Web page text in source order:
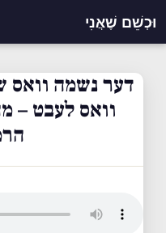
וּכְשֵׁם שֶׁאֲנִי
דער נשמה וואס
וואס לעבט –